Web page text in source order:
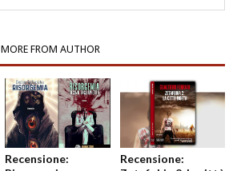
MORE FROM AUTHOR
Recensione:
Recensione: